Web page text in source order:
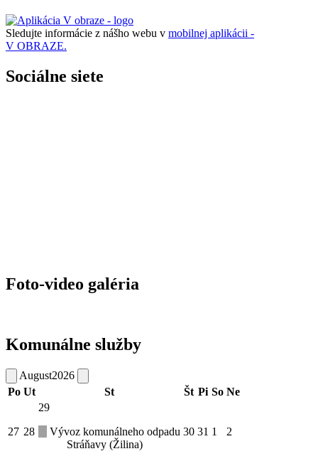
Sledujte informácie z nášho webu v mobilnej aplikácii -
V OBRAZE.
Sociálne siete
Foto-video galéria
Komunálne služby
August2026
Po Ut St Št Pi So Ne
27 28
29
Vývoz komunálneho odpadu
Stráňavy (Žilina)
30 31 1 2